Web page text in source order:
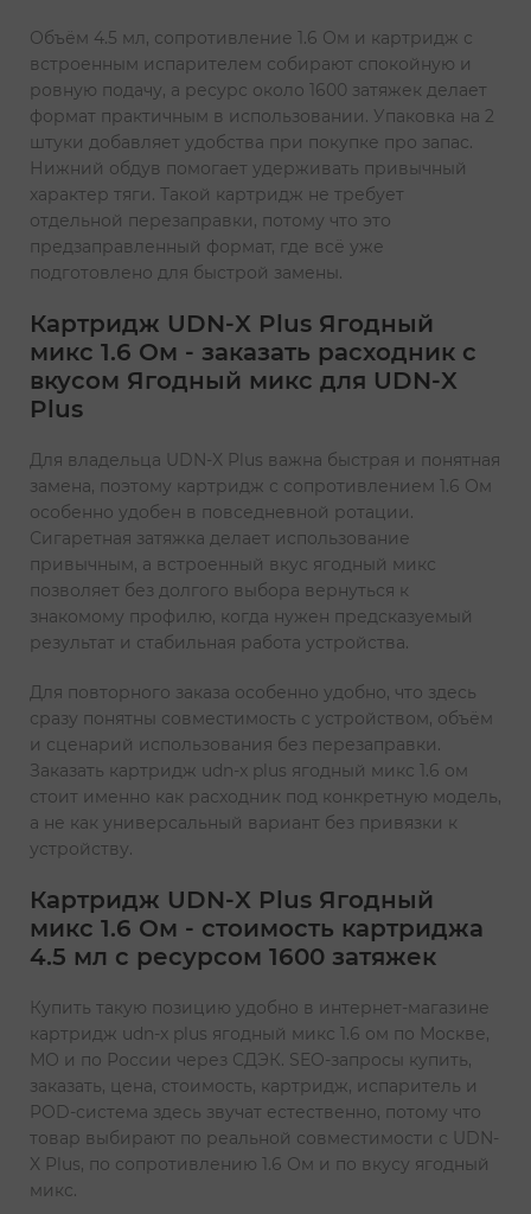
Объём 4.5 мл, сопротивление 1.6 Ом и картридж с
встроенным испарителем собирают спокойную и
ровную подачу, а ресурс около 1600 затяжек делает
формат практичным в использовании. Упаковка на 2
штуки добавляет удобства при покупке про запас.
Нижний обдув помогает удерживать привычный
характер тяги. Такой картридж не требует
отдельной перезаправки, потому что это
предзаправленный формат, где всё уже
подготовлено для быстрой замены.
Картридж UDN-X Plus Ягодный
микс 1.6 Ом - заказать расходник с
вкусом Ягодный микс для UDN-X
Plus
Для владельца UDN-X Plus важна быстрая и понятная
замена, поэтому картридж с сопротивлением 1.6 Ом
особенно удобен в повседневной ротации.
Сигаретная затяжка делает использование
привычным, а встроенный вкус ягодный микс
позволяет без долгого выбора вернуться к
знакомому профилю, когда нужен предсказуемый
результат и стабильная работа устройства.
Для повторного заказа особенно удобно, что здесь
сразу понятны совместимость с устройством, объём
и сценарий использования без перезаправки.
Заказать картридж udn-x plus ягодный микс 1.6 ом
стоит именно как расходник под конкретную модель,
а не как универсальный вариант без привязки к
устройству.
Картридж UDN-X Plus Ягодный
микс 1.6 Ом - стоимость картриджа
4.5 мл с ресурсом 1600 затяжек
Купить такую позицию удобно в интернет-магазине
картридж udn-x plus ягодный микс 1.6 ом по Москве,
МО и по России через СДЭК. SEO-запросы купить,
заказать, цена, стоимость, картридж, испаритель и
POD-система здесь звучат естественно, потому что
товар выбирают по реальной совместимости с UDN-
X Plus, по сопротивлению 1.6 Ом и по вкусу ягодный
микс.